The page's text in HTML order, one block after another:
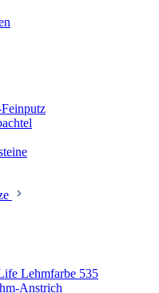
Lehmfarbe 535
Anstrich